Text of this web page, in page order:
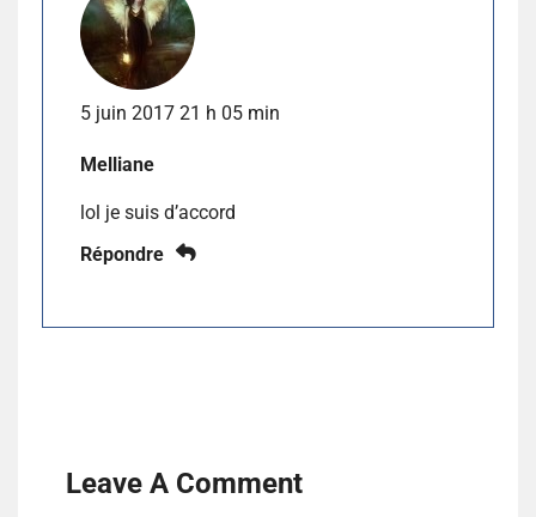
5 juin 2017 21 h 05 min
Melliane
lol je suis d’accord
Répondre
Leave A Comment